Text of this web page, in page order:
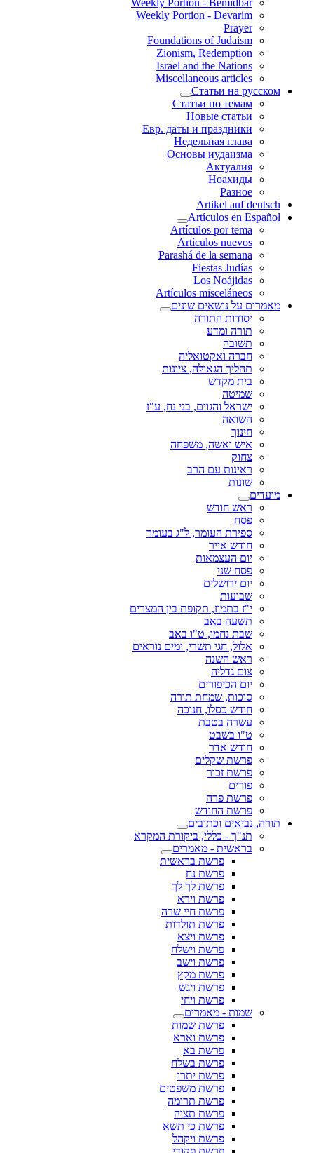
Weekly Portion - Bemidbar
Weekly Portion - Devarim
Prayer
Foundations of Judaism
Zionism, Redemption
Israel and the Nations
Miscellaneous articles
Статьи на русском
Статьи по темам
Новые статьи
Евр. даты и праздники
Недельная глава
Основы иудаизма
Актуалия
Ноахиды
Разное
Artikel auf deutsch
Artículos en Español
Artículos por tema
Artículos nuevos
Parashá de la semana
Fiestas Judías
Los Noájidas
Artículos misceláneos
מאמרים על נושאים שונים
יסודות התורה
תורה ומדע
תשובה
חברה ואקטואליה
תהליך הגאולה, ציונות
בית מקדש
שמיטה
ישראל והגוים, בני נח, ע"ז
השואה
חינוך
איש ואשה, משפחה
צחוק
ראינות עם הרב
שונות
מועדים
ראש חודש
פסח
ספירת העומר, ל"ג בעומר
חודש אייר
יום העצמאות
פסח שני
יום ירושלים
שבועות
י"ז בתמוז, תקופת בין המצרים
תשעה באב
שבת נחמו, ט"ו באב
אלול, חגי תשרי, ימים נוראים
ראש השנה
צום גדליה
יום הכיפורים
סוכות, שמחת תורה
חודש כסלו, חנוכה
עשרה בטבת
ט"ו בשבט
חודש אדר
פרשת שקלים
פרשת זכור
פורים
פרשת פרה
פרשת החודש
תורה, נביאים וכתובים
תנ"ך - כללי, ביקורת המקרא
בראשית - מאמרים
פרשת בראשית
פרשת נח
פרשת לך לך
פרשת וירא
פרשת חיי שרה
פרשת תולדות
פרשת ויצא
פרשת וישלח
פרשת וישב
פרשת מקץ
פרשת ויגש
פרשת ויחי
שמות - מאמרים
פרשת שמות
פרשת וארא
פרשת בא
פרשת בשלח
פרשת יתרו
פרשת משפטים
פרשת תרומה
פרשת תצוה
פרשת כי תשא
פרשת ויקהל